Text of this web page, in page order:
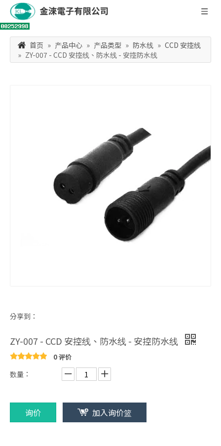
首页 » 产品中心 » 产品类型 » 防水线 » CCD 安控线
» ZY-007 - CCD 安控线、防水线 - 安控防水线
分享到：
ZY-007 - CCD 安控线、防水线 - 安控防水线
0 评价
数量：
询价 加入询价篮